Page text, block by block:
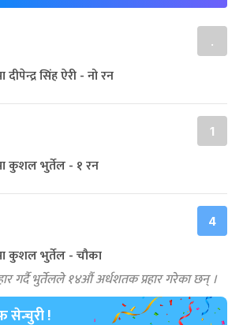
.
सिंह ऐरी - नो रन
1
कुशल भुर्तेल - १ रन
4
कुशल भुर्तेल - चौका
गर्दै भुर्तेलले १४औं अर्धशतक प्रहार गरेका छन् ।
सेन्चुरी !